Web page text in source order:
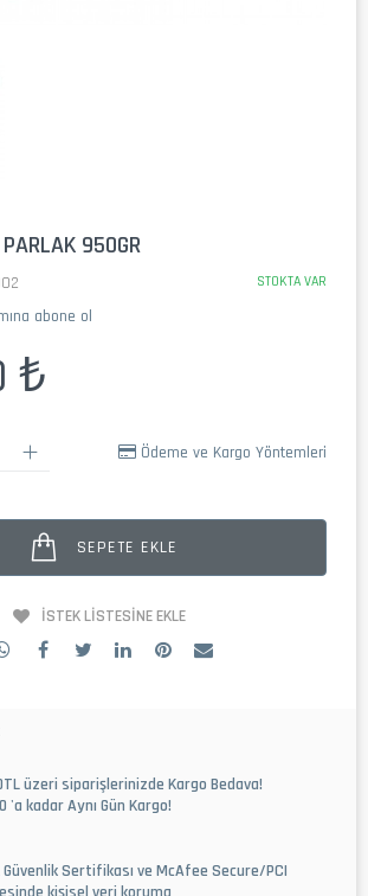
950GR
STOKTA VAR
abone ol
₺
SEPETE EKLE
Ödeme ve Kargo Yöntemleri
İSTEK LISTESINE EKLE
üzeri siparişlerinizde Kargo Bedava!
'a kadar Aynı Gün Kargo!
Güvenlik Sertifikası ve McAfee Secure/PCI